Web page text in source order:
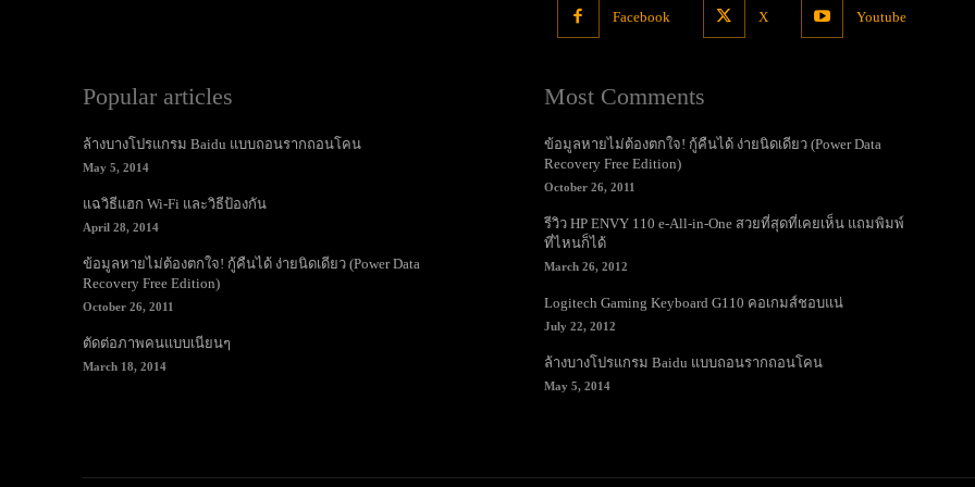
Facebook X Youtube
Popular articles
ล้างบางโปรแกรม Baidu แบบถอนรากถอนโคน
May 5, 2014
แฉวิธีแฮก Wi-Fi และวิธีป้องกัน
April 28, 2014
ข้อมูลหายไม่ต้องตกใจ! กู้คืนได้ ง่ายนิดเดียว (Power Data
Recovery Free Edition)
October 26, 2011
ตัดต่อภาพคนแบบเนียนๆ
March 18, 2014
Most Comments
ข้อมูลหายไม่ต้องตกใจ! กู้คืนได้ ง่ายนิดเดียว (Power Data
Recovery Free Edition)
October 26, 2011
รีวิว HP ENVY 110 e-All-in-One สวยที่สุดที่เคยเห็น แถมพิมพ์
ที่ไหนก็ได้
March 26, 2012
Logitech Gaming Keyboard G110 คอเกมส์ชอบแน่
July 22, 2012
ล้างบางโปรแกรม Baidu แบบถอนรากถอนโคน
May 5, 2014